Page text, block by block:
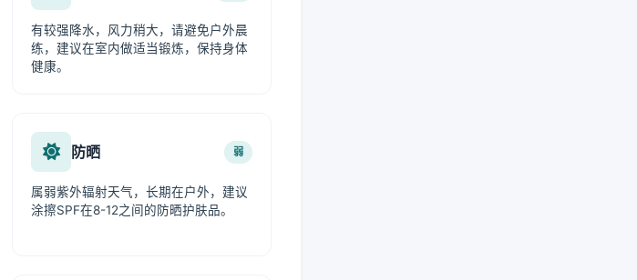
有较强降水，风力稍大，请避免户外晨
练，建议在室内做适当锻炼，保持身体
健康。
防晒 弱
属弱紫外辐射天气，长期在户外，建议
涂擦SPF在8-12之间的防晒护肤品。